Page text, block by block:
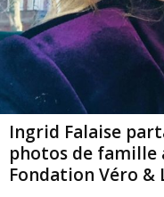
Ingrid Falaise
photos de famille
Fondation Véro &